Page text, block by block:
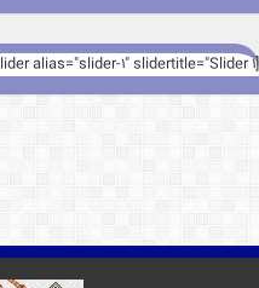
[rev_slider alias="slider-1" slidertitle="Slider 1"][/rev_slider]